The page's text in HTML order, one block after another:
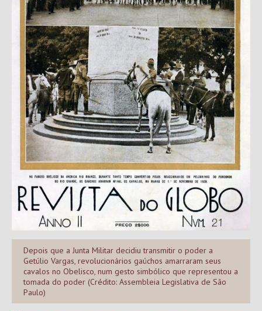
Depois que a Junta Militar decidiu transmitir o poder a
Getúlio Vargas, revolucionários gaúchos amarraram seus
cavalos no Obelisco, num gesto simbólico que representou a
tomada do poder (Crédito: Assembleia Legislativa de São
Paulo)